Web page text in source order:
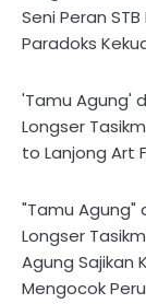
Seni Peran
Paradoks
'Tamu Agung'
Longser
to Lanjong Art
"Tamu Agung"
Longser
Agung Sajikan
Mengocok